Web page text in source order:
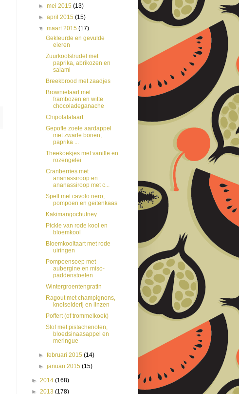
►mei 2015(13)
►april 2015(15)
▼maart 2015(17)
Gekleurde en gevulde
eieren
Zuurkoolstrudel met
paprika, abrikozen en
salami
Breekbrood met zaadjes
Brownietaart met
frambozen en witte
chocoladeganache
Chipolatataart
Gepofte zoete aardappel
met zwarte bonen,
paprika ...
Theekoekjes met vanille en
rozengelei
Cranberries met
ananassiroop en
ananassiroop met c...
Spelt met cavolo nero,
pompoen en geitenkaas
Kakimangochutney
Pickle van rode kool en
bloemkool
Bloemkooltaart met rode
uiringen
Pompoensoep met
aubergine en miso-
paddenstoelen
Wintergroentengratin
Ragout met champignons,
knolselderij en linzen
Poffert (of trommelkoek)
Slof met pistachenoten,
bloedsinaasappel en
meringue
►februari 2015(14)
►januari 2015(15)
► 2014 (168)
► 2013 (178)